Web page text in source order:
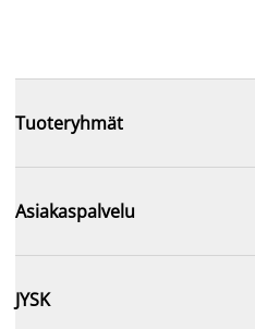
Tuoteryhmät
Asiakaspalvelu
JYSK